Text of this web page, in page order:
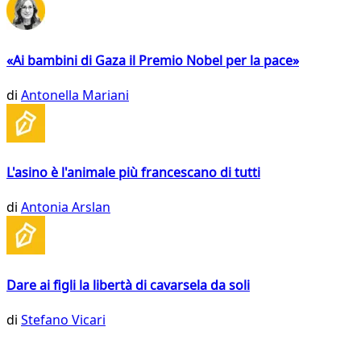
«Ai bambini di Gaza il Premio Nobel per la pace»
di Antonella Mariani
L'asino è l'animale più francescano di tutti
di Antonia Arslan
Dare ai figli la libertà di cavarsela da soli
di Stefano Vicari